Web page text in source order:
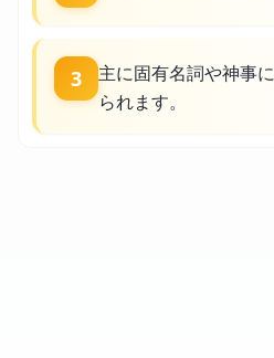
3
主に固有名詞や神事
られます。